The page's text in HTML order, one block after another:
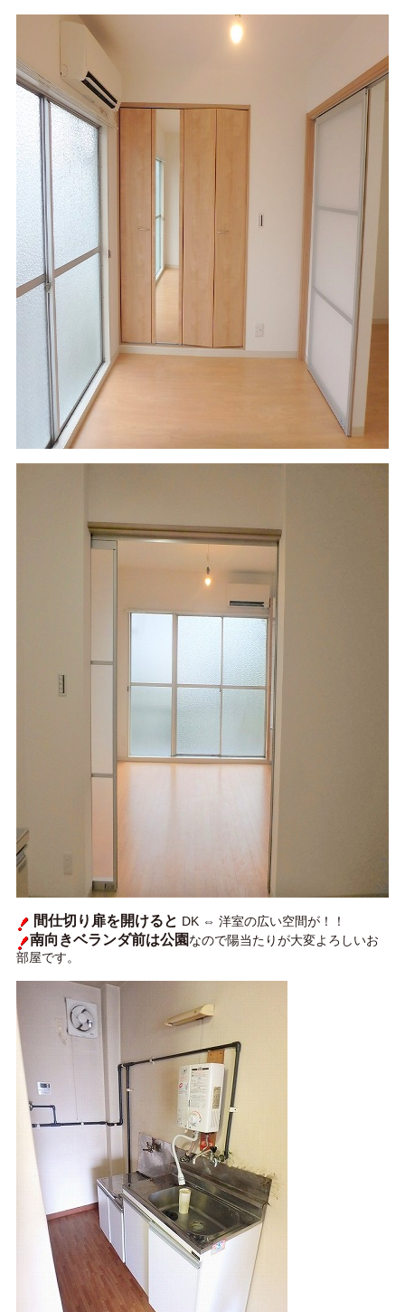
間仕切り扉を開けると DK ⇔ 洋室の広い空間が！！
南向きベランダ前は公園なので陽当たりが大変よろしいお
部屋です。